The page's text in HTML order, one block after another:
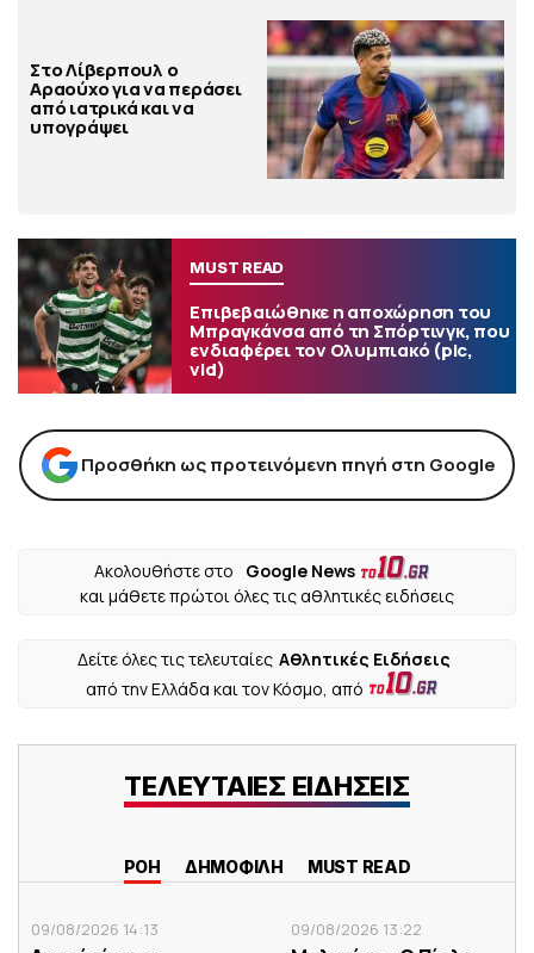
Στο Λίβερπουλ ο
Αραούχο για να περάσει
από ιατρικά και να
υπογράψει
MUST READ
Επιβεβαιώθηκε η αποχώρηση του
Μπραγκάνσα από τη Σπόρτινγκ, που
ενδιαφέρει τον Ολυμπιακό (pic,
vid)
Προσθήκη ως προτεινόμενη πηγή στη Google
Ακολουθήστε στο
Google News
και μάθετε πρώτοι όλες τις αθλητικές ειδήσεις
Δείτε όλες τις τελευταίες Αθλητικές Ειδήσεις
από την Ελλάδα και τον Κόσμο, από
ΤΕΛΕΥΤΑΙΕΣ ΕΙΔΗΣΕΙΣ
ΡΟΗ ΔΗΜΟΦΙΛΗ MUST READ
09/08/2026 14:13 09/08/2026 13:22